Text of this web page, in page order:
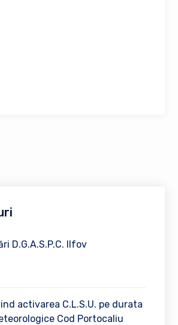
D.G.A.S.P.C. Ilfov
activarea C.L.S.U. pe durata
Cod Portocaliu